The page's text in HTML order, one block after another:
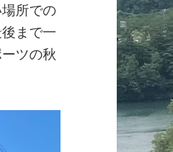
所での
まで一
ツの秋